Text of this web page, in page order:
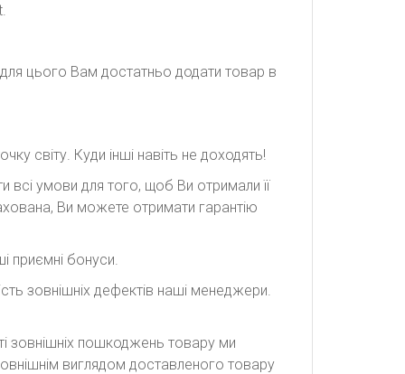
для цього Вам достатньо додати товар в
світу. Куди інші навіть не доходять!
умови для того, щоб Ви отримали її
Ви можете отримати гарантію
приємні бонуси.
зовнішніх дефектів наші менеджери.
зовнішніх пошкоджень товару ми
виглядом доставленого товару